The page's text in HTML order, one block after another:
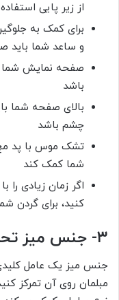
از زیر پایی
برای کمک به
و ساعد شما باید
صفحه نمایش شما
باشد
بالای صفحه شما
چشم باشد
تشک موس با پد
شما کمک کند
اگر زمان زیادی را
کنید، برای گردن
۳- جنس میز تحریر
جنس میز یک عامل
مبلمان روی آن تمرکز